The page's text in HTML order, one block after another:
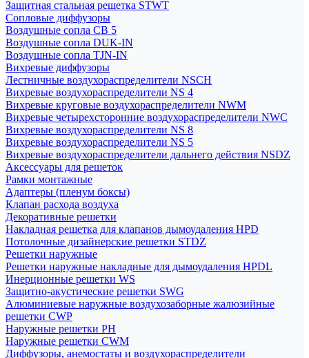
Защитная стальная решетка STWT
Сопловые диффузоры
Воздушные сопла СВ 5
Воздушные сопла DUK-IN
Воздушные сопла TJN-IN
Вихревые диффузоры
Лестничные воздухораспределители NSCH
Вихревые воздухораспределители NS 4
Вихревые круговые воздухораспределители NWM
Вихревые четырехсторонние воздухораспределители NWC
Вихревые воздухораспределители NS 8
Вихревые воздухораспределители NS 5
Вихревые воздухораспределители дальнего действия NSDZ
Аксессуары для решеток
Рамки монтажные
Адаптеры (пленум боксы)
Клапан расхода воздуха
Декоративные решетки
Накладная решетка для клапанов дымоудаления HPD
Потолочные дизайнерские решетки STDZ
Решетки наружные
Решетки наружные накладные для дымоудаления HPDL
Инерционные решетки WS
Защитно-акустические решетки SWG
Алюминиевые наружные воздухозаборные жалюзийные
решетки CWP
Наружные решетки РН
Наружные решетки CWM
Диффузоры, анемостаты и воздухораспределители